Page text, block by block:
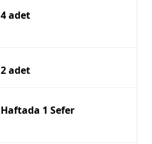
4 adet
2 adet
Haftada 1 Sefer